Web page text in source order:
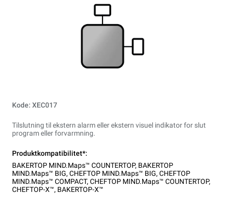
Kode: XEC017
Tilslutning til ekstern alarm eller ekstern visuel indikator for slut
program eller forvarmning.
Produktkompatibilitet*:
BAKERTOP MIND.Maps™ COUNTERTOP, BAKERTOP
MIND.Maps™ BIG, CHEFTOP MIND.Maps™ BIG, CHEFTOP
MIND.Maps™ COMPACT, CHEFTOP MIND.Maps™ COUNTERTOP,
CHEFTOP-X™, BAKERTOP-X™